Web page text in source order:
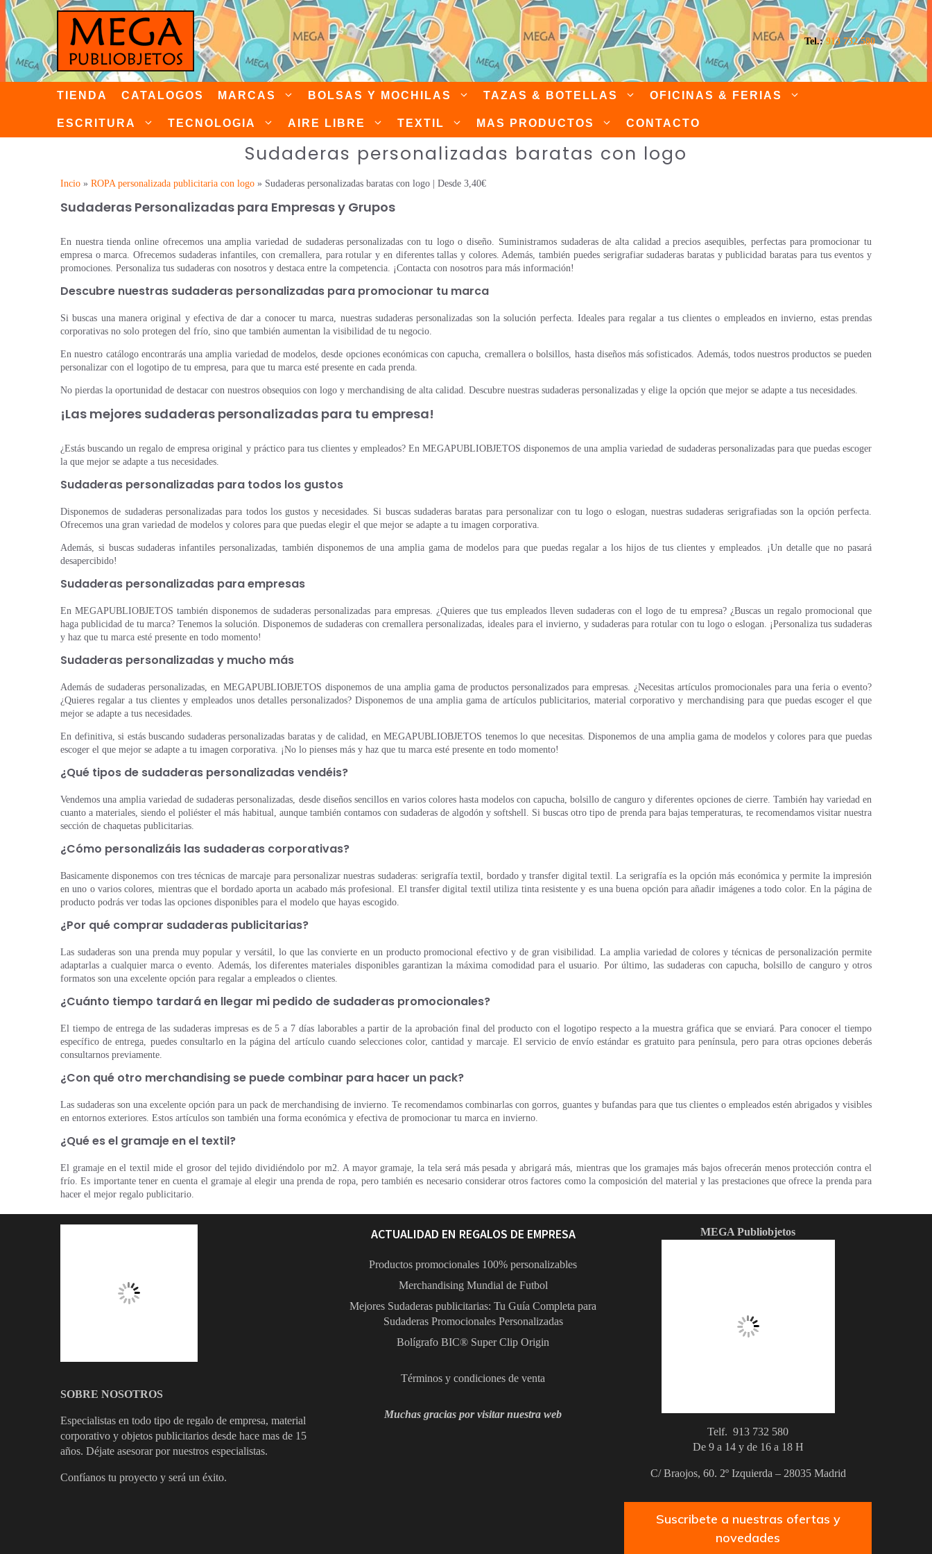
Saltar
al
contenido
Tel.:913 732 580
TIENDA CATALOGOS MARCAS BOLSAS Y MOCHILAS TAZAS & BOTELLAS OFICINAS & FERIAS
ESCRITURA TECNOLOGIA AIRE LIBRE TEXTIL MAS PRODUCTOS CONTACTO
Sudaderas personalizadas baratas con logo
Incio » ROPA personalizada publicitaria con logo » Sudaderas personalizadas baratas con logo | Desde 3,40€
Sudaderas Personalizadas para Empresas y Grupos
En nuestra tienda online ofrecemos una amplia variedad de sudaderas personalizadas con tu logo o diseño. Suministramos sudaderas de alta calidad a precios asequibles, perfectas para promocionar tu
empresa o marca. Ofrecemos sudaderas infantiles, con cremallera, para rotular y en diferentes tallas y colores. Además, también puedes serigrafiar sudaderas baratas y publicidad baratas para tus eventos y
promociones. Personaliza tus sudaderas con nosotros y destaca entre la competencia. ¡Contacta con nosotros para más información!
Descubre nuestras sudaderas personalizadas para promocionar tu marca
Si buscas una manera original y efectiva de dar a conocer tu marca, nuestras sudaderas personalizadas son la solución perfecta. Ideales para regalar a tus clientes o empleados en invierno, estas prendas
corporativas no solo protegen del frío, sino que también aumentan la visibilidad de tu negocio.
En nuestro catálogo encontrarás una amplia variedad de modelos, desde opciones económicas con capucha, cremallera o bolsillos, hasta diseños más sofisticados. Además, todos nuestros productos se pueden
personalizar con el logotipo de tu empresa, para que tu marca esté presente en cada prenda.
No pierdas la oportunidad de destacar con nuestros obsequios con logo y merchandising de alta calidad. Descubre nuestras sudaderas personalizadas y elige la opción que mejor se adapte a tus necesidades.
¡Las mejores sudaderas personalizadas para tu empresa!
¿Estás buscando un regalo de empresa original y práctico para tus clientes y empleados? En MEGAPUBLIOBJETOS disponemos de una amplia variedad de sudaderas personalizadas para que puedas escoger
la que mejor se adapte a tus necesidades.
Sudaderas personalizadas para todos los gustos
Disponemos de sudaderas personalizadas para todos los gustos y necesidades. Si buscas sudaderas baratas para personalizar con tu logo o eslogan, nuestras sudaderas serigrafiadas son la opción perfecta.
Ofrecemos una gran variedad de modelos y colores para que puedas elegir el que mejor se adapte a tu imagen corporativa.
Además, si buscas sudaderas infantiles personalizadas, también disponemos de una amplia gama de modelos para que puedas regalar a los hijos de tus clientes y empleados. ¡Un detalle que no pasará
desapercibido!
Sudaderas personalizadas para empresas
En MEGAPUBLIOBJETOS también disponemos de sudaderas personalizadas para empresas. ¿Quieres que tus empleados lleven sudaderas con el logo de tu empresa? ¿Buscas un regalo promocional que
haga publicidad de tu marca? Tenemos la solución. Disponemos de sudaderas con cremallera personalizadas, ideales para el invierno, y sudaderas para rotular con tu logo o eslogan. ¡Personaliza tus sudaderas
y haz que tu marca esté presente en todo momento!
Sudaderas personalizadas y mucho más
Además de sudaderas personalizadas, en MEGAPUBLIOBJETOS disponemos de una amplia gama de productos personalizados para empresas. ¿Necesitas artículos promocionales para una feria o evento?
¿Quieres regalar a tus clientes y empleados unos detalles personalizados? Disponemos de una amplia gama de artículos publicitarios, material corporativo y merchandising para que puedas escoger el que
mejor se adapte a tus necesidades.
En definitiva, si estás buscando sudaderas personalizadas baratas y de calidad, en MEGAPUBLIOBJETOS tenemos lo que necesitas. Disponemos de una amplia gama de modelos y colores para que puedas
escoger el que mejor se adapte a tu imagen corporativa. ¡No lo pienses más y haz que tu marca esté presente en todo momento!
¿Qué tipos de sudaderas personalizadas vendéis?
Vendemos una amplia variedad de sudaderas personalizadas, desde diseños sencillos en varios colores hasta modelos con capucha, bolsillo de canguro y diferentes opciones de cierre. También hay variedad en
cuanto a materiales, siendo el poliéster el más habitual, aunque también contamos con sudaderas de algodón y softshell. Si buscas otro tipo de prenda para bajas temperaturas, te recomendamos visitar nuestra
sección de chaquetas publicitarias.
¿Cómo personalizáis las sudaderas corporativas?
Basicamente disponemos con tres técnicas de marcaje para personalizar nuestras sudaderas: serigrafía textil, bordado y transfer digital textil. La serigrafía es la opción más económica y permite la impresión
en uno o varios colores, mientras que el bordado aporta un acabado más profesional. El transfer digital textil utiliza tinta resistente y es una buena opción para añadir imágenes a todo color. En la página de
producto podrás ver todas las opciones disponibles para el modelo que hayas escogido.
¿Por qué comprar sudaderas publicitarias?
Las sudaderas son una prenda muy popular y versátil, lo que las convierte en un producto promocional efectivo y de gran visibilidad. La amplia variedad de colores y técnicas de personalización permite
adaptarlas a cualquier marca o evento. Además, los diferentes materiales disponibles garantizan la máxima comodidad para el usuario. Por último, las sudaderas con capucha, bolsillo de canguro y otros
formatos son una excelente opción para regalar a empleados o clientes.
¿Cuánto tiempo tardará en llegar mi pedido de sudaderas promocionales?
El tiempo de entrega de las sudaderas impresas es de 5 a 7 días laborables a partir de la aprobación final del producto con el logotipo respecto a la muestra gráfica que se enviará. Para conocer el tiempo
específico de entrega, puedes consultarlo en la página del artículo cuando selecciones color, cantidad y marcaje. El servicio de envío estándar es gratuito para península, pero para otras opciones deberás
consultarnos previamente.
¿Con qué otro merchandising se puede combinar para hacer un pack?
Las sudaderas son una excelente opción para un pack de merchandising de invierno. Te recomendamos combinarlas con gorros, guantes y bufandas para que tus clientes o empleados estén abrigados y visibles
en entornos exteriores. Estos artículos son también una forma económica y efectiva de promocionar tu marca en invierno.
¿Qué es el gramaje en el textil?
El gramaje en el textil mide el grosor del tejido dividiéndolo por m2. A mayor gramaje, la tela será más pesada y abrigará más, mientras que los gramajes más bajos ofrecerán menos protección contra el
frío. Es importante tener en cuenta el gramaje al elegir una prenda de ropa, pero también es necesario considerar otros factores como la composición del material y las prestaciones que ofrece la prenda para
hacer el mejor regalo publicitario.
SOBRE NOSOTROS
Especialistas en todo tipo de regalo de empresa, material
corporativo y objetos publicitarios desde hace mas de 15
años. Déjate asesorar por nuestros especialistas.
Confíanos tu proyecto y será un éxito.
ACTUALIDAD EN REGALOS DE EMPRESA
Productos promocionales 100% personalizables
Merchandising Mundial de Futbol
Mejores Sudaderas publicitarias: Tu Guía Completa para
Sudaderas Promocionales Personalizadas
Bolígrafo BIC® Super Clip Origin
Términos y condiciones de venta
Muchas gracias por visitar nuestra web
MEGA Publiobjetos
Telf. 913 732 580
De 9 a 14 y de 16 a 18 H
C/ Braojos, 60. 2º Izquierda – 28035 Madrid
Suscribete a nuestras ofertas y
novedades